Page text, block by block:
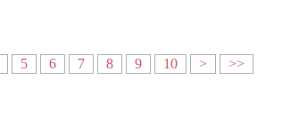
5 6 7 8 9 10 > >>